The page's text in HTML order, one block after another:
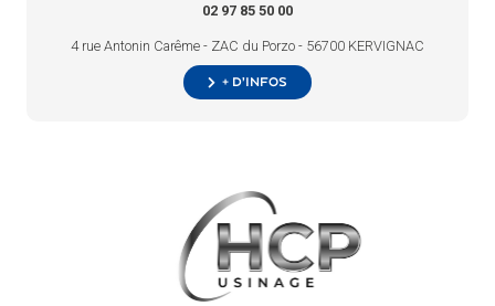
02 97 85 50 00
4 rue Antonin Carême - ZAC du Porzo - 56700 KERVIGNAC
+ d’infos